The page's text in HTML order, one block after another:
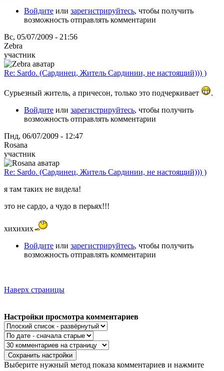
Войдите или зарегистрируйтесь, чтобы получить
возможность отправлять комментарии
Вс, 05/07/2009 - 21:56
Zebra
участник
Re: Sardo. (Сардинец, Житель Сардинии, не настоящий))) )
Сурьезный житель, а причесон, только это подчеркивает
.
Войдите или зарегистрируйтесь, чтобы получить
возможность отправлять комментарии
Пнд, 06/07/2009 - 12:47
Rosana
участник
Re: Sardo. (Сардинец, Житель Сардинии, не настоящий))) )
я там таких не видела!
это не сардо, а чудо в перьях!!!
хихихих
Войдите или зарегистрируйтесь, чтобы получить
возможность отправлять комментарии
Наверх страницы
Настройки просмотра комментариев
Выберите нужный метод показа комментариев и нажмите